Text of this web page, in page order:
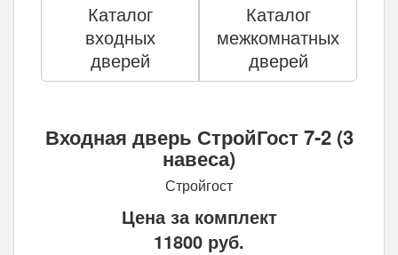
Каталог
входных
дверей
Каталог
межкомнатных
дверей
Входная дверь СтройГост 7-2 (3
навеса)
Стройгост
Цена за комплект
11800 руб.